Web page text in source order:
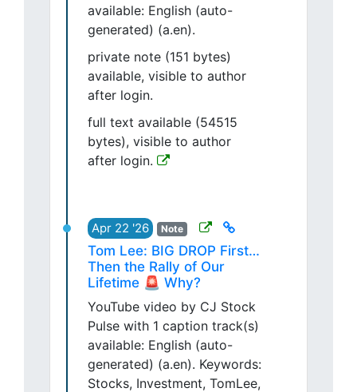
available: English (auto-
generated) (a.en).
private note (151 bytes)
available, visible to author
after login.
full text available (54515
bytes), visible to author
after login.
Apr 22 '26 Note
Tom Lee: BIG DROP First…
Then the Rally of Our
Lifetime 🚨 Why?
YouTube video by CJ Stock
Pulse with 1 caption track(s)
available: English (auto-
generated) (a.en). Keywords:
Stocks, Investment, TomLee,